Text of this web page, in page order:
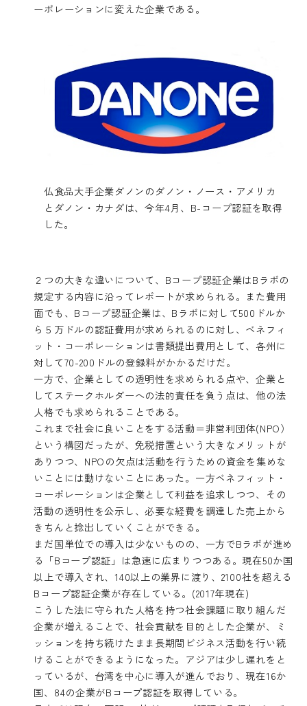
ーポレーションに変えた企業である。
仏食品大手企業ダノンのダノン・ノース・アメリカ
とダノン・カナダは、今年4月、B-コープ認証を取得
した。
２つの大きな違いについて、Bコープ認証企業はBラボの
規定する内容に沿ってレポートが求められる。また費用
面でも、Bコープ認証企業は、Bラボに対して500ドルか
ら５万ドルの認証費用が求められるのに対し、ベネフィ
ット・コーポレーションは書類提出費用として、各州に
対して70-200ドルの登録料がかかるだけだ。
一方で、企業としての透明性を求められる点や、企業と
してステークホルダーへの法的責任を負う点は、他の法
人格でも求められることである。
これまで社会に良いことをする活動＝非営利団体(NPO）
という構図だったが、免税措置という大きなメリットが
ありつつ、NPOの欠点は活動を行うための資金を集めな
いことには動けないことにあった。一方ベネフィット・
コーポレーションは企業として利益を追求しつつ、その
活動の透明性を公示し、必要な経費を調達した売上から
きちんと捻出していくことができる。
まだ国単位での導入は少ないものの、一方でBラボが進め
る「Bコープ認証」は急速に広まりつつある。現在50か国
以上で導入され、140以上の業界に渡り、2100社を超える
Bコープ認証企業が存在している。(2017年現在)
こうした法に守られた人格を持つ社会課題に取り組んだ
企業が増えることで、社会貢献を目的とした企業が、ミ
ッションを持ち続けたまま長期間ビジネス活動を行い続
けることができるようになった。アジアは少し遅れをと
っているが、台湾を中心に導入が進んでおり、現在16か
国、84の企業がBコープ認証を取得している。